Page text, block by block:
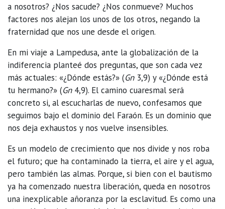
a nosotros? ¿Nos sacude? ¿Nos conmueve? Muchos
factores nos alejan los unos de los otros, negando la
fraternidad que nos une desde el origen.
En mi viaje a Lampedusa, ante la globalización de la
indiferencia planteé dos preguntas, que son cada vez
más actuales: «¿Dónde estás?» (Gn3,9) y «¿Dónde está
tu hermano?» (Gn4,9). El camino cuaresmal será
concreto si, al escucharlas de nuevo, confesamos que
seguimos bajo el dominio del Faraón. Es un dominio que
nos deja exhaustos y nos vuelve insensibles.
Es un modelo de crecimiento que nos divide y nos roba
el futuro; que ha contaminado la tierra, el aire y el agua,
pero también las almas. Porque, si bien con el bautismo
ya ha comenzado nuestra liberación, queda en nosotros
una inexplicable añoranza por la esclavitud. Es como una